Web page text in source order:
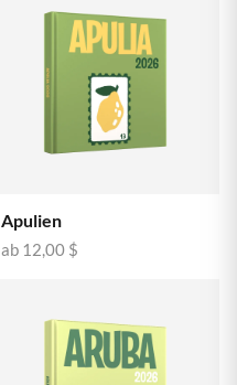
Apulien
ab 12,00 $